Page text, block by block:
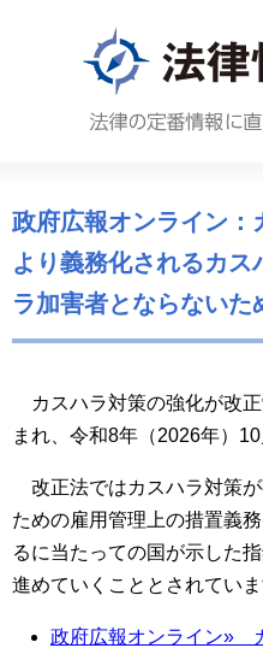
政府広報オンライン：
より義務化されるカ
ラ加害者とならない
カスハラ対策の強化が改
まれ、令和8年（2026年）
改正法ではカスハラ対策
ための雇用管理上の措置義
るに当たっての国が示した
進めていくこととされていま
政府広報オンライン»